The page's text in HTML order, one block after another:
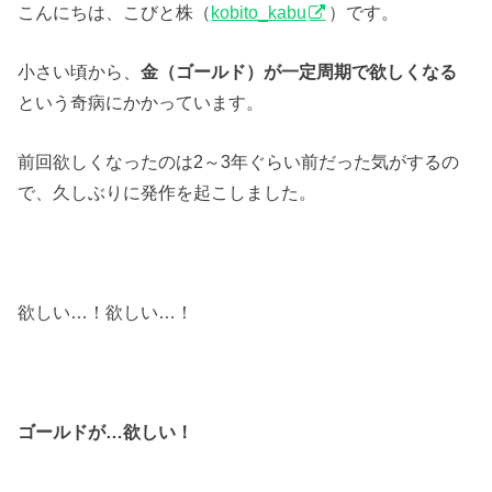
こんにちは、こびと株（kobito_kabu ）です。
小さい頃から、金（ゴールド）が一定周期で欲しくなる
という奇病にかかっています。
前回欲しくなったのは2～3年ぐらい前だった気がするの
で、久しぶりに発作を起こしました。
欲しい…！欲しい…！
ゴールドが…欲しい！